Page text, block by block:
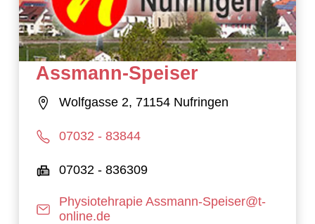
Assmann-Speiser
Wolfgasse 2, 71154 Nufringen
07032 - 83844
07032 - 836309
Physiotehrapie Assmann-Speiser@t-
online.de